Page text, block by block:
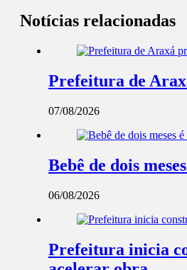
Notícias relacionadas
Prefeitura de
07/08/2026
Bebê de dois
06/08/2026
Prefeitura inicia